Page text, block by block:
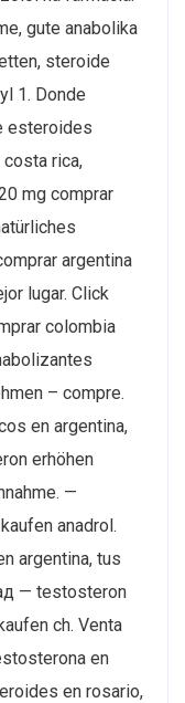
gute anabolika
steroide
1. Donde
esteroides
rica,
mg comprar
argentina
lugar. Click
colombia
– compre.
en argentina,
erhöhen
—
anadrol.
argentina, tus
— testosteron
ch. Venta
en
en rosario​,